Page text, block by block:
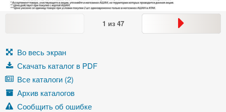
1 из 47
Во весь экран
Скачать каталог в PDF
Все каталоги (2)
Архив каталогов
Сообщить об ошибке